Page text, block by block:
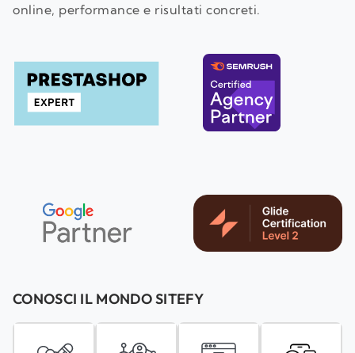
online, performance e risultati concreti.
CONOSCI IL MONDO SITEFY